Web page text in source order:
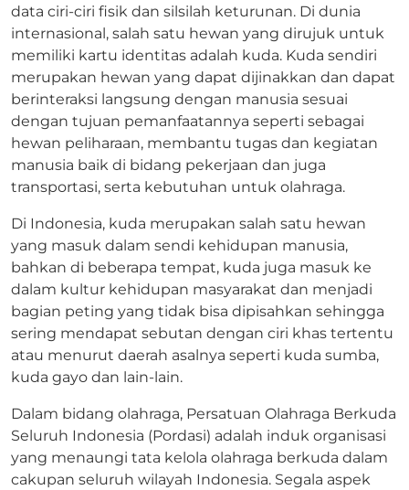
data ciri-ciri fisik dan silsilah keturunan. Di dunia
internasional, salah satu hewan yang dirujuk untuk
memiliki kartu identitas adalah kuda. Kuda sendiri
merupakan hewan yang dapat dijinakkan dan dapat
berinteraksi langsung dengan manusia sesuai
dengan tujuan pemanfaatannya seperti sebagai
hewan peliharaan, membantu tugas dan kegiatan
manusia baik di bidang pekerjaan dan juga
transportasi, serta kebutuhan untuk olahraga.
Di Indonesia, kuda merupakan salah satu hewan
yang masuk dalam sendi kehidupan manusia,
bahkan di beberapa tempat, kuda juga masuk ke
dalam kultur kehidupan masyarakat dan menjadi
bagian peting yang tidak bisa dipisahkan sehingga
sering mendapat sebutan dengan ciri khas tertentu
atau menurut daerah asalnya seperti kuda sumba,
kuda gayo dan lain-lain.
Dalam bidang olahraga, Persatuan Olahraga Berkuda
Seluruh Indonesia (Pordasi) adalah induk organisasi
yang menaungi tata kelola olahraga berkuda dalam
cakupan seluruh wilayah Indonesia. Segala aspek